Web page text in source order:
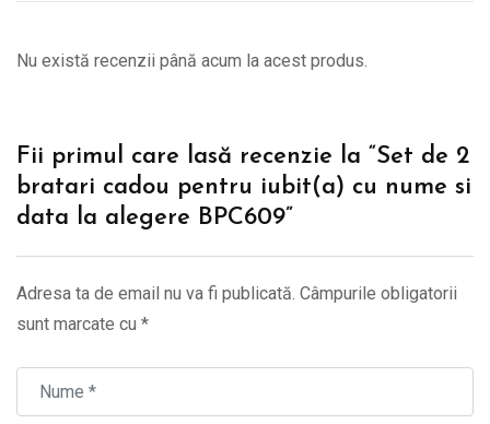
Nu există recenzii până acum la acest produs.
Fii primul care lasă recenzie la “Set de 2
bratari cadou pentru iubit(a) cu nume si
data la alegere BPC609”
Adresa ta de email nu va fi publicată. Câmpurile obligatorii
sunt marcate cu *